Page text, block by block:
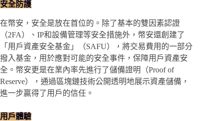
安全防護
在幣安，安全是放在首位的。除了基本的雙因素認證
（2FA）、IP和設備管理等安全措施外，幣安還創建了
「用戶資產安全基金」（SAFU），將交易費用的一部分
撥入基金，用於應對可能的安全事件，保障用戶資產安
全。幣安更是在業內率先進行了儲備證明（Proof of
Reserve），通過區塊鏈技術公開透明地展示資產儲備，
進一步贏得了用戶的信任。
用戶體驗